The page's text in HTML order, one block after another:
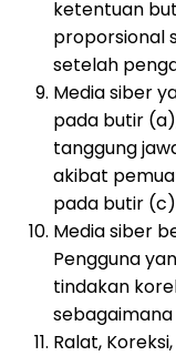
ketentuan
proporsional
setelah
Media siber
pada butir
tanggung
akibat
pada butir
Media siber
Pengguna
tindakan
Ralat,